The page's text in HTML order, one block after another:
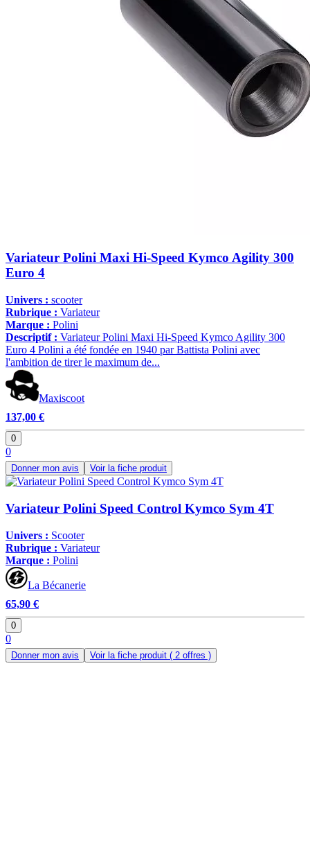
Variateur Polini Maxi Hi-Speed Kymco Agility 300
Euro 4
Univers : scooter
Rubrique : Variateur
Marque : Polini
Descriptif : Variateur Polini Maxi Hi-Speed Kymco Agility 300
Euro 4 Polini a été fondée en 1940 par Battista Polini avec
l'ambition de tirer le maximum de...
Maxiscoot
137,00 €
0
0
Donner mon avis Voir la fiche produit
Variateur Polini Speed Control Kymco Sym 4T
Univers : Scooter
Rubrique : Variateur
Marque : Polini
La Bécanerie
65,90 €
0
0
Donner mon avis Voir la fiche produit ( 2 offres )